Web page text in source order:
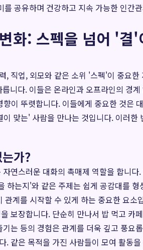
공유하며 건강하고 지속 가능한 인간
화: 스펙을 넘어 '결'
, 직업, 외모와 같은 소위 '스펙'이 중요한
니다. 이들은 온라인과 오프라인의 경
이 뚜렷합니다. 이들에게 중요한 것은
맞는' 사람을 만나는 것입니다. 이러한
가?
연스러운 대화의 촉매제 역할을 합니다
하는지'와 같은 주제는 쉽게 공감대를 형
계를 시작할 수 있게 하는 중요한 요소
보장합니다. 단순히 만나서 밥 먹고 카
는 등의 경험은 관계를 더욱 깊고 풍요
. 같은 목적을 가진 사람들이 모여 활동